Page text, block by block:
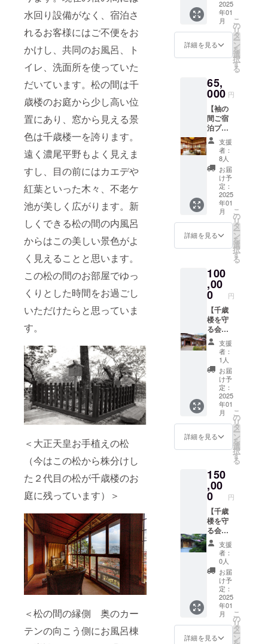
水回り設備がなく、宿泊さ
れるお客様にはご不便をお
かけし、共同のお風呂、ト
イレ、洗面所を使っていた
だいています。松の間は千
歳楼のお庭から少し高い位
置にあり、窓から見える景
色は千歳楼一を誇ります。
遠く濃尾平野もよく見えま
すし、目の前にはカエデや
紅葉といった木々、不老ケ
池が美しく広がります。新
しくできる松の間の内風呂
からはこの美しい景色がよ
く見えることと思います。
この松の間のお部屋でゆっ
くりとした時間をお過ごし
いただけたらと思っていま
す。
＜大正天皇お手植えの松
（今はこの松から株分けし
た２代目の松が千歳楼のお
庭に残っています）＞
＜松の間の縁側 奥のカー
テンの向こう側にお風呂棟
ニュー
は薮崎
シェフ
が今回
CAMPF
IREでご
支援く
た皆様
のため
に特別
に開発
してく
ださっ
たメ
ニュー
です
千
歳楼で
も今後
ご提供
できる
ように
準備し
ていま
すが、
その前
シェフ
のレス
トラ
ン”ESS
ENCE
（エッ
セン
ス）”に
て是非
お楽し
みくだ
さい。
・
ESSEN
CE（エ
ッセン
ス）に
ついて
住所：
港区南
青山3丁
目8‐2
サンブ
リッジ
青山１F
電話：
03‐
6805-
3905
ランチ
提供時
間：
11:30～
15:00（
L.O）
届くか
お楽し
みに）
保
存方
法：高
湿を避
け移り
香にご
注意く
ださい
・薬草
コーラ
名
称：ぎ
ふコー
ラ
内容
量：
200ml
原
材料：
きび砂
糖、
ネーブ
ンジ、
レモ
ン、ラ
イム、
どくだ
み、よ
もぎ、
クロー
ブ、か
きどお
し、カ
ルダモ
ン、ヤ
ブニッ
ケイ、
オール
スパイ
ス、シ
ナモ
ン、ラ
ダー、
粗挽き
唐辛
子、ナ
ツメ
グ、ブ
ラック
ペッ
パー、
コーラ
ナッツ
保
存方
法：直
射日光
の当た
らない
常温
さい。
※メ
ニュー
は飛騨
牛しゃ
ぶコー
ス、朝
食は飛
騨牛の
ほう葉
焼コー
スにな
りま
す。 ・
ご利用
可能期
間は
2025年
1月14日
から1年
間にな
りま
す。 ご
支援い
た皆様
にはプ
ロジェ
クト終
了後に
こちら
から
メール
で予約
方法を
ご案内
いたし
ます。
※メール
にて予
約コー
ド番号
をご案
内いた
しま
予約は
お電
話、も
しくは
LINEに
て予約
コード
番号と
一緒に
ご希望
の日
程、お
名前、
電話番
号をお
知らせ
くださ
い。
※養老町
の特産
品飛騨
元の食
材をふ
したお
料理を
お楽し
みくだ
さい。
※メ
ニュー
は夕食
は飛騨
牛しゃ
ぶしゃ
ぶコー
ス、朝
食は飛
騨牛の
焼コー
スにな
す。 ・
ご利用
可能期
間は
2025年
1月14日
から1年
間にな
りま
す。 ご
支援い
ただい
た皆様
にはプ
ロジェ
クト終
了後に
から
メール
方法を
ご案内
いたし
ます。
※メール
にて予
約コー
ド番号
をご案
内いた
しま
す。 ご
予約は
お電
話、も
しくは
LINEに
コード
です）
・お風
呂とト
設備が
ない和
なりま
す ・お
布団敷
のお部
屋です
・夕食
と朝食
の2食を
ご用意
させて
いただ
きます
※お飲
み物は
含みま
※養老町
の特産
元の食
材をふ
んだん
に使用
したお
料理を
お楽し
みくだ
さい。
※メ
ニュー
は夕食
は飛騨
牛しゃ
ぶしゃ
ぶコー
食は飛
騨牛の
スにな
りま
す。 ・
ご利用
可能期
間は
2025年
1月14日
から1年
間にな
りま
す。 ご
支援い
ただい
た皆様
にはプ
クト終
さい）
・掲
載期
間：
2025年
する限
り）
・掲
載方
法：文
字のみ
■桜の
間、竹
の間、
藤の間
のいず
れかの
お部屋
のペア1
泊2日宿
す。 ・
2名様ま
です（1
名様で
もご利
用可能
です）
・お風
呂とト
イレの
設備が
ない和
室のお
部屋に
なりま
す ・お
布団敷
のお部
・夕食
と朝食
の2食を
させて
いただ
きます
※お飲
み物は
含みま
せん
※養老町
の特産
品飛騨
牛や地
元の食
材をふ
んだん
に使用
したお
お楽し
らせて
頂きま
す。
備考欄
へ希望
（ご辞
退され
る場合
はその
旨ご記
入くだ
さい）
・掲
載期
間：
2025年
以降
（建物
が存在
する限
り）
・掲
■楓の間
ペア1泊
2日宿泊
券で
す。 ・
2名様ま
でご宿
泊可能
です（1
名様で
もご利
用可能
です）
・お風
呂とト
イレが
付いた
和室の
セミダ
ブルサ
イズの
ベッド
が2台あ
るお部
屋です
・夕食
と朝食
の2食を
ご用意
させて
いただ
きます
※お飲
み物は
含みま
せん
めお礼
のメー
ルを送
信させ
ていた
だきま
す。 ■
頂いた
皆様全
員のお
名前
（個人
名、法
人名）
を記念
プレー
トにし
て松の
間に飾
らせて
頂きま
す。
備考欄
へ希望
（ご辞
退され
る場合
はその
旨ご記
入くだ
さい）
・掲
載期
間：
2025年
以降
（建物
が存在
する限
り）
・掲
載方
ペア1泊
2日宿泊
券をお
送りし
ます。
・2名様
までご
宿泊可
能です
（1名様
でもご
利用可
能で
す） ・
お風呂
とトイ
レが付
いた和
2025
年01
月
詳細を見る
こ
の
リ
タ
ー
ン
を
選
択
す
る
65,
000 円
【袖の
間ご宿
泊プラ
ン（2名
様）】
■心から
の感謝
の気持
ちを込
めお礼
のメー
ルを送
信させ
ていた
だきま
す。 ■
頂いた
皆様全
員のお
名前
（個人
名、法
人名）
を記念
プレー
トにし
て松の
間に飾
らせて
頂きま
す。
備考欄
へ希望
名をご
記入く
ださい
退され
る場合
はその
旨ご記
入くだ
さい）
・掲
載期
間：
2025年
以降
（建物
が存在
する限
り）
・掲
載方
法：文
支援
者：
8人
お届
け予
定：
2025
年01
月
詳細を見る
こ
の
リ
タ
ー
ン
を
選
択
す
る
100
,00
0 円
【千歳
楼を守
る会入
会ご案
内】 ■
心から
の感謝
の気持
ちを込
めお礼
のメー
ルを送
信させ
ていた
だきま
す。 ■
頂いた
皆様全
員のお
名前
（個人
名、法
人名）
を記念
プレー
トにし
て松の
間に飾
らせて
頂きま
す。
備考欄
へ希望
名をご
支援
者：
1人
お届
け予
定：
2025
年01
月
詳細を見る
こ
の
リ
タ
ー
ン
を
選
択
す
る
150
,00
0 円
【千歳
楼を守
る会入
会ご案
内（2名
様ご宿
泊付
き）】
■心から
の感謝
の気持
ちを込
めお礼
のメー
支援
者：
0人
お届
け予
定：
2025
年01
月
詳細を見る
こ
の
リ
タ
ー
ン